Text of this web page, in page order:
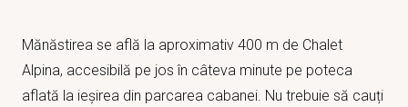
Mănăstirea se află la aproximativ 400 m de Chalet
Alpina, accesibilă pe jos în câteva minute pe poteca
aflată la ieșirea din parcarea cabanei. Nu trebuie să cauți